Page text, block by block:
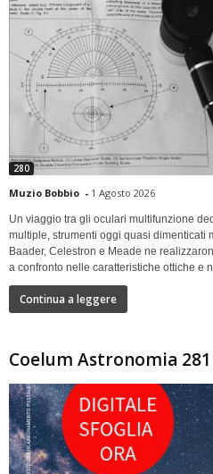
280
Muzio Bobbio - 1 Agosto 2026
Un viaggio tra gli oculari multifunzione
multiple, strumenti oggi quasi dimenticati
Baader, Celestron e Meade ne
a confronto nelle caratteristiche ottiche e
Continua a leggere
Coelum Astronomia